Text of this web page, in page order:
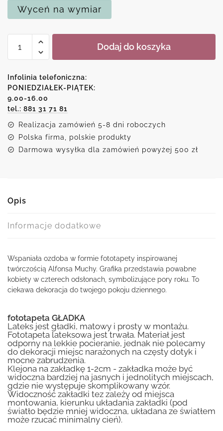
Wyceń na wymiar
Fototapeta
reprodukcją
Czterech
Pór
Roku
Alfonsa
Muchy
Dodaj do koszyka
Infolinia telefoniczna:
PONIEDZIAŁEK-PIĄTEK:
9.00-16.00
tel.: 881 31 71 81
Realizacja zamówień 5-8 dni roboczych
Polska firma, polskie produkty
Darmowa wysyłka dla zamówień powyżej 500 zł
Opis
Informacje dodatkowe
Wspaniała ozdoba w formie fototapety inspirowanej
twórczością Alfonsa Muchy. Grafika przedstawia powabne
kobiety w czterech odsłonach, symbolizujące pory roku. To
ciekawa dekoracja do twojego pokoju dziennego.
fototapeta GŁADKA
Lateks jest gładki, matowy i prosty w montażu.
Fototapeta lateksowa jest trwała. Materiał jest
odporny na lekkie pocieranie, jednak nie polecamy
do dekoracji miejsc narażonych na częsty dotyk i
mocne zabrudzenia.
Klejona na zakładkę 1-2cm - zakładka może być
widoczna bardziej na jasnych i jednolitych miejscach,
gdzie nie występuje skomplikowany wzór.
Widoczność zakładki tez zależy od miejsca
montowania, kierunku układania zakładki (pod
światło będzie mniej widoczna, układana ze światłem
może rzucać minimalny cień).